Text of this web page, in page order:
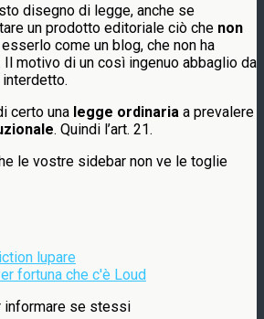
disegno di legge, anche se
un prodotto editoriale ciò che non
come un blog, che non ha
Il motivo di un così ingenuo abbaglio da
certo una legge ordinaria a prevalere
. Quindi l’art. 21.
le vostre sidebar non ve le toglie
lupare
fortuna che c'è Loud
informare se stessi